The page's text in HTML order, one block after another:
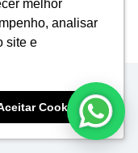
melhor
analisar
site e
Cookies